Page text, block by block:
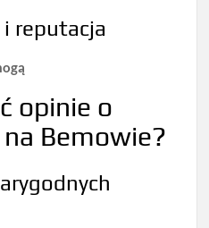
reputacja
opinie o
Bemowie?